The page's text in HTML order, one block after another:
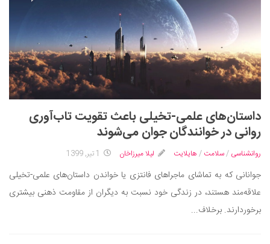
معماری
علمی
فناوری‌ها
نجوم و هوا فضا
خودرو
سرگرمی
دانستنی‌ها
بازی
طنز
فال
داستان‌های علمی-تخیلی باعث تقویت تاب‌آوری
روانی در خوانندگان جوان می‌شوند
روانشناسی /سلامت / هایلایت لیلا میرزاخان 1 تیر, 1399
جوانانی که به تماشای ماجراهای فانتزی یا خواندن داستان‌های علمی-تخیلی
علاقه‌مند هستند، در زندگی خود نسبت به دیگران از مقاومت ذهنی بیشتری
برخوردارند. برخلاف...